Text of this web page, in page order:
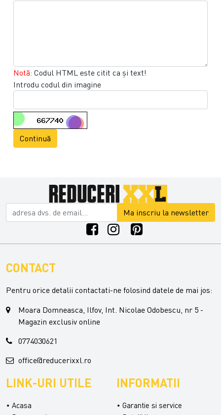
Notă: Codul HTML este citit ca şi text!
Introdu codul din imagine
Continuă
Ma inscriu la newsletter
CONTACT
Pentru orice detalii contactati-ne folosind datele de mai jos:
Moara Domneasca, Ilfov, Int. Nicolae Odobescu, nr 5 -
Magazin exclusiv online
0774030621
office@reducerixxl.ro
LINK-URI UTILE
Acasa
INFORMATII
Garantie si service